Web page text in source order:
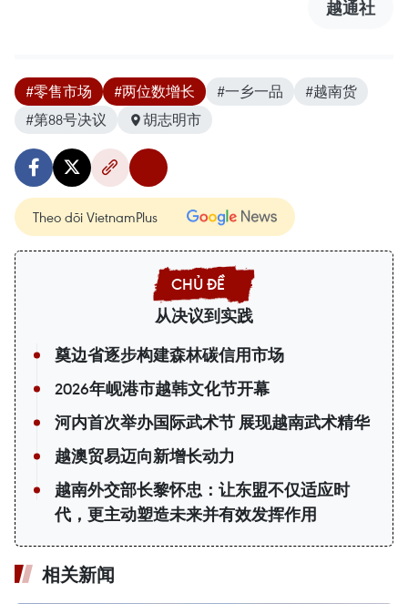
越通社
#零售市场 #两位数增长 #一乡一品
#越南货
#第88号决议
胡志明市
Theo dõi VietnamPlus
从决议到实践
奠边省逐步构建森林碳信用市场
2026年岘港市越韩文化节开幕
河内首次举办国际武术节 展现越南武术精华
越澳贸易迈向新增长动力
越南外交部长黎怀忠：让东盟不仅适应时
代，更主动塑造未来并有效发挥作用
相关新闻